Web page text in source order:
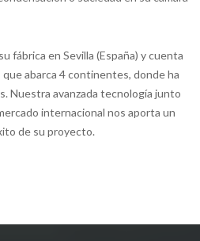
fábrica en Sevilla (España) y cuenta
abarca 4 continentes, donde ha
Nuestra avanzada tecnología junto
internacional nos aporta un
de su proyecto.